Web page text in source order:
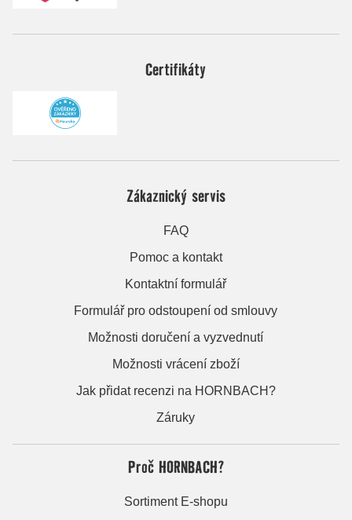
Certifikáty
Zákaznický servis
FAQ
Pomoc a kontakt
Kontaktní formulář
Formulář pro odstoupení od smlouvy
Možnosti doručení a vyzvednutí
Možnosti vrácení zboží
Jak přidat recenzi na HORNBACH?
Záruky
Proč HORNBACH?
Sortiment E-shopu